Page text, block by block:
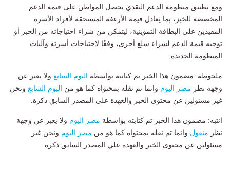
ومع تطبيق منظومة الدعم النقدي يحصل المواطن على قيمة الدعم
المخصصة للخبز، بما يعادل قيمة الأرغفة المستحقة لأفراد الأسرة
المقيدين على البطاقة التموينية، ليتمكن من شراء احتياجاته من الخبز أو
توجيه قيمة الدعم لشراء سلع أخرى، وفقًا لاحتياجات أسرته وآليات
المنظومة الجديدة.
ملحوظة: مضمون هذا الخبر تم كتابته بواسطة اليوم السابع ولا يعبر عن
وجهة نظر مصر اليوم وانما تم نقله بمحتواه كما هو من اليوم السابع ونحن
غير مسئولين عن محتوى الخبر والعهدة علي المصدر السابق ذكرة.
انتبه: مضمون هذا الخبر تم كتابته بواسطة مصر اليوم ولا يعبر عن وجهة
نظر منقول وانما تم نقله بمحتواه كما هو من مصر اليوم ونحن غير
مسئولين عن محتوى الخبر والعهدة علي المصدر السابق ذكرة.